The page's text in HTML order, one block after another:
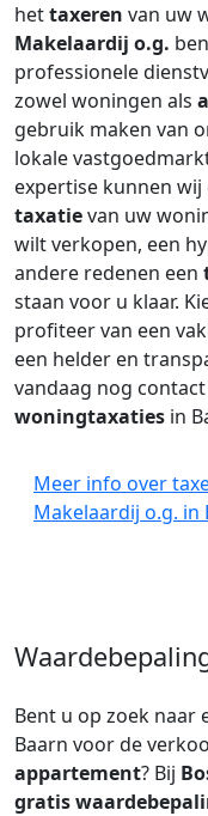
hettaxeren van uw
Makelaardij o.g.
professionele
zowel woningen als
gebruik maken van
lokale
expertise kunnen
taxatievan uw
wilt verkopen, een
andere redenen een
staan voor u klaar.
profiteer van een
een helder en
vandaag nog
woningtaxaties in
Meer info over
Makelaardij o.g. in
Bent u op zoek naar
Baarn voor de
appartement? Bij
gratis